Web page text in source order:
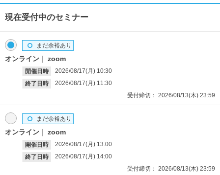
現在受付中のセミナー
オンライン zoom
開催日時 2026/08/17(月) 10:30
終了日時
2026/08/17(月) 11:30
まだ余裕あり
受付締切： 2026/08/13(木) 23:59
オンライン zoom
開催日時 2026/08/17(月) 13:00
終了日時
2026/08/17(月) 14:00
まだ余裕あり
受付締切： 2026/08/13(木) 23:59